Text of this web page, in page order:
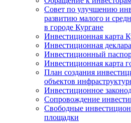
Совет по улучшению
развитию малого и
в городе Кургане
Инвестиционная карта
Инвестиционная
Инвестиционный
Инвестиционная карта
План создания
объектов
Инвестиционное
Сопровождение
Свободные
площадки